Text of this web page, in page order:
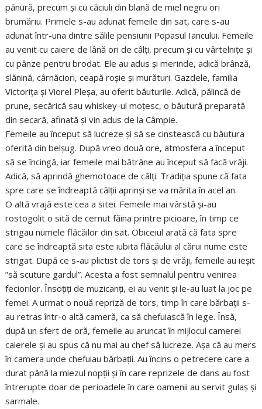
pănură, precum și cu căciuli din blană de miel negru ori
brumăriu. Primele s-au adunat femeile din sat, care s-au
adunat într-una dintre sălile pensiunii Popasul Iancului. Femeile
au venit cu caiere de lână ori de câlți, precum și cu vârtelnițe și
cu pânze pentru brodat. Ele au adus și merinde, adică brânză,
slănină, cârnăciori, ceapă roșie și murături. Gazdele, familia
Victorița și Viorel Pleșa, au oferit băuturile. Adică, pălincă de
prune, secărică sau whiskey-ul moțesc, o băutură preparată
din secară, afinată și vin adus de la Câmpie.
Femeile au început să lucreze și să se cinstească cu băutura
oferită din belșug. După vreo două ore, atmosfera a început
să se încingă, iar femeile mai bătrâne au început să facă vrăji.
Adică, să aprindă ghemotoace de câlți. Tradiția spune că fata
spre care se îndreaptă câlții aprinși se va mărita în acel an.
O altă vrajă este cea a sitei. Femeile mai vârstă și-au
rostogolit o sită de cernut făina printre picioare, în timp ce
strigau numele flăcăilor din sat. Obiceiul arată că fata spre
care se îndreaptă sita este iubita flăcăului al cărui nume este
strigat. După ce s-au plictist de tors și de vrăji, femeile au ieșit
”să scuture gardul”. Acesta a fost semnalul pentru venirea
feciorilor. Însoțiți de muzicanți, ei au venit și le-au luat la joc pe
femei. A urmat o nouă repriză de tors, timp în care bărbații s-
au retras într-o altă cameră, ca să chefuiască în lege. Însă,
după un sfert de oră, femeile au aruncat în mijlocul camerei
caierele și au spus că nu mai au chef să lucreze. Așa că au mers
în camera unde chefuiau bărbații. Au încins o petrecere care a
durat până la miezul nopții și în care reprizele de dans au fost
întrerupte doar de perioadele în care oamenii au servit gulaș și
sarmale.